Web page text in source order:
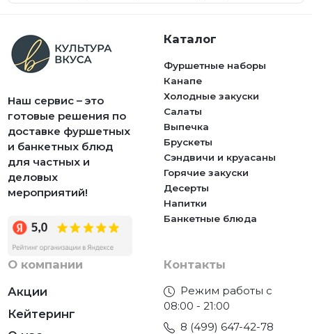
Наш сервис – это
готовые решения по
доставке фуршетных
и банкетных блюд
для частных и
деловых
мероприятий!
Каталог
Фуршетные наборы
Канапе
Холодные закуски
Салаты
Выпечка
Брускеты
Сэндвичи и круасаны
Горячие закуски
Десерты
Напитки
Банкетные блюда
О компании
Акции
Кейтеринг
Контакты
Режим работы с
08:00 - 21:00
8 (499) 647-42-78